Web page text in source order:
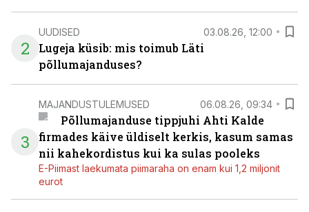
2
UUDISED 03.08.26, 12:00
Lugeja küsib: mis toimub Läti
põllumajanduses?
3
MAJANDUSTULEMUSED 06.08.26, 09:34
Põllumajanduse tippjuhi Ahti Kalde
firmades käive üldiselt kerkis, kasum samas
nii kahekordistus kui ka sulas pooleks
E-Piimast laekumata piimaraha on enam kui 1,2 miljonit
eurot